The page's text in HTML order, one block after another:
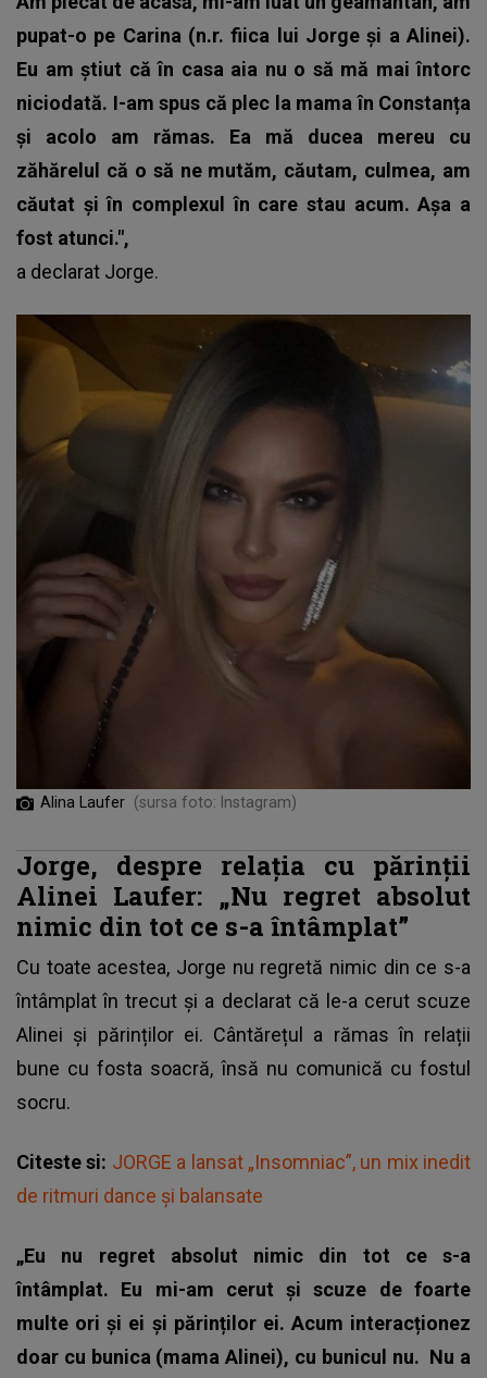
pupat-o pe Carina (n.r. fiica lui Jorge și a Alinei).
Eu am știut că în casa aia nu o să mă mai întorc
niciodată. I-am spus că plec la mama în Constanța
și acolo am rămas. Ea mă ducea mereu cu
zăhărelul că o să ne mutăm, căutam, culmea, am
căutat și în complexul în care stau acum. Așa a
fost atunci.",
a declarat Jorge.
Alina Laufer (sursa foto: Instagram)
Jorge, despre relația cu părinții
Alinei Laufer: „Nu regret absolut
nimic din tot ce s-a întâmplat”
Cu toate acestea, Jorge nu regretă nimic din ce s-a
întâmplat în trecut și a declarat că le-a cerut scuze
Alinei și părinților ei. Cântărețul a rămas în relații
bune cu fosta soacră, însă nu comunică cu fostul
socru.
Citeste si: JORGE a lansat „Insomniac”, un mix inedit
de ritmuri dance și balansate
„Eu nu regret absolut nimic din tot ce s-a
întâmplat. Eu mi-am cerut și scuze de foarte
multe ori și ei și părinților ei. Acum interacționez
doar cu bunica (mama Alinei), cu bunicul nu. Nu a